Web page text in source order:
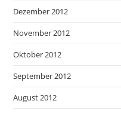
Dezember 2012
November 2012
Oktober 2012
September 2012
August 2012